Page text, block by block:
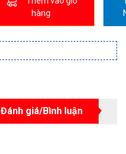
hàng
Đánh giá/Bình luận